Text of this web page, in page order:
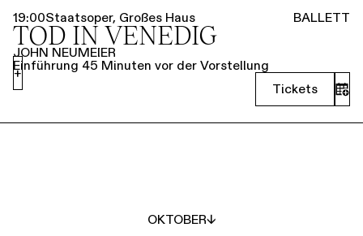
19:00Staatsoper, Großes Haus BALLETT
TOD IN VENEDIG
JOHN NEUMEIER
Einführung 45 Minuten vor der Vorstellung
Tickets
+
OKTOBER↓